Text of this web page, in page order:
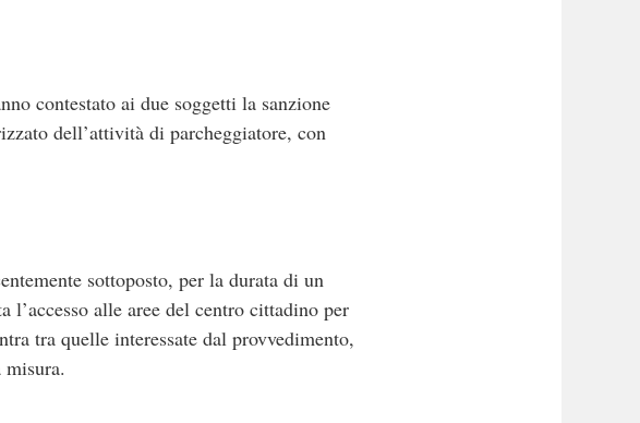
contestato ai due soggetti la sanzione
dell’attività di parcheggiatore, con
sottoposto, per la durata di un
l’accesso alle aree del centro cittadino per
tra quelle interessate dal provvedimento,